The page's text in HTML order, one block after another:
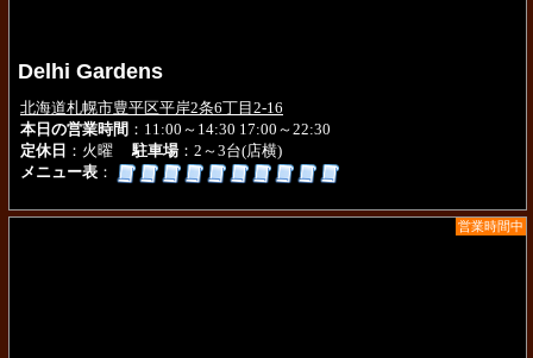
Delhi Gardens
北海道札幌市豊平区平岸2条6丁目2-16
本日の営業時間 ：11:00～14:30 17:00～22:30
定休日 ：火曜駐車場：2～3台(店横)
メニュー表 ：
営業時間中